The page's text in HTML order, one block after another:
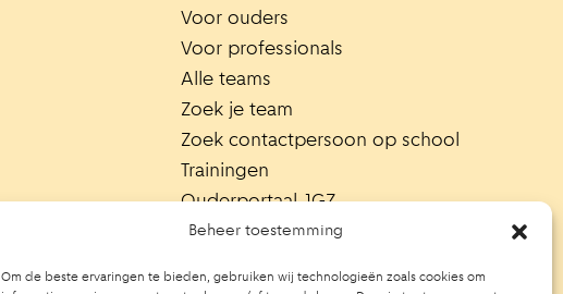
Beheer toestemming
Om de beste ervaringen te bieden, gebruiken wij technologieën zoals cookies om
Voor ouders
Voor professionals
Alle teams
Zoek je team
Zoek contactpersoon op school
Trainingen
Ouderportaal JGZ